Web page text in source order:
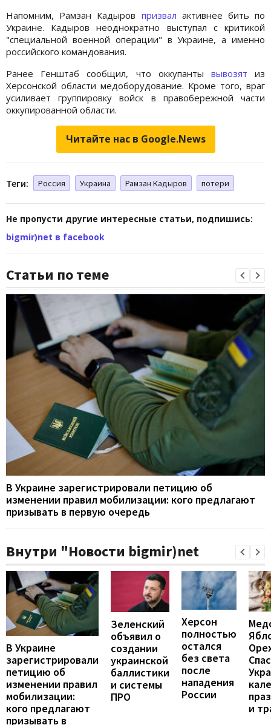
Напомним, Рамзан Кадыров призвал активнее бить по
Украине. Кадыров неоднократно выступал с критикой
"специальной военной операции" в Украине, а именно
российского командования.
Ранее Генштаб сообщил, что оккупанты вывозят из
Херсонской области медоборудование. Кроме того, враг
усиливает группировку войск в правобережной части
оккупированной области.
Читайте нас в Google.News
Теги: Россия Украина Рамзан Кадыров потери
Не пропусти другие интересные статьи, подпишись:
bigmir)net в facebook
Статьи по теме
В Украине зарегистрировали петицию об
изменении правил мобилизации: кого предлагают
призывать в первую очередь
Внутри "Новости bigmir)net
В Украине
зарегистрировали
петицию об
изменении правил
мобилизации:
кого предлагают
призывать в
Зеленский
объявил о
создании
украинской
баллистики
и системы
ПРО
Херсон
полностью
остался
без света
после
нападения
России
и